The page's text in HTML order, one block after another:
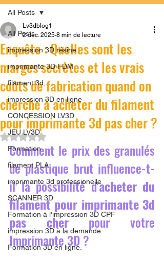
All Posts
impression 3D résine.
imprimante 3D FDM
filament 3d,
impression 3D en ligne
CONCESSION LV3D
JEU LV3D
Formation
filament PLA
imprimante 3d professionelle
SCANNER 3D
Formation à l'impression 3D CPF
impression 3D à la demande
Formation 3D en ligne.
All Posts
Enquête : Quelles sont les
marges secrètes et les vrais
coûts de fabrication quand on
cherche à acheter du filament
pour imprimante 3d pas cher ?
Lv3dblog1
2 déc. 2025 8 min de lecture
Noté NaN étoiles sur 5.
Comment le prix des granulés
de plastique brut influence-t-
il la possibilité d'acheter du
filament pour imprimante 3d
pas cher pour votre
Imprimante 3D ?